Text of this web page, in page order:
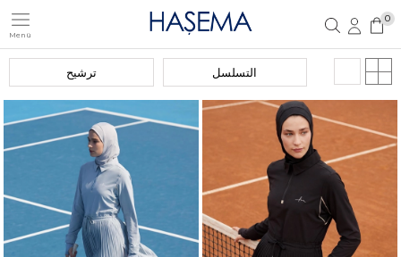
Menü
تسجيل مستخدم جديد
0
ترشيح التسلسل